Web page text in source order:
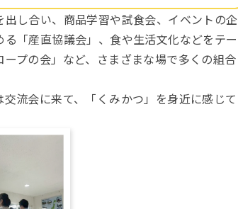
し合い、商品学習や試食会、イベントの企
「産直協議会」、食や生活文化などをテー
プの会」など、さまざまな場で多くの組合
流会に来て、「くみかつ」を身近に感じて